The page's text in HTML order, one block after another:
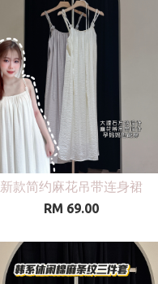
新款简约麻花吊带连身裙
RM 69.00